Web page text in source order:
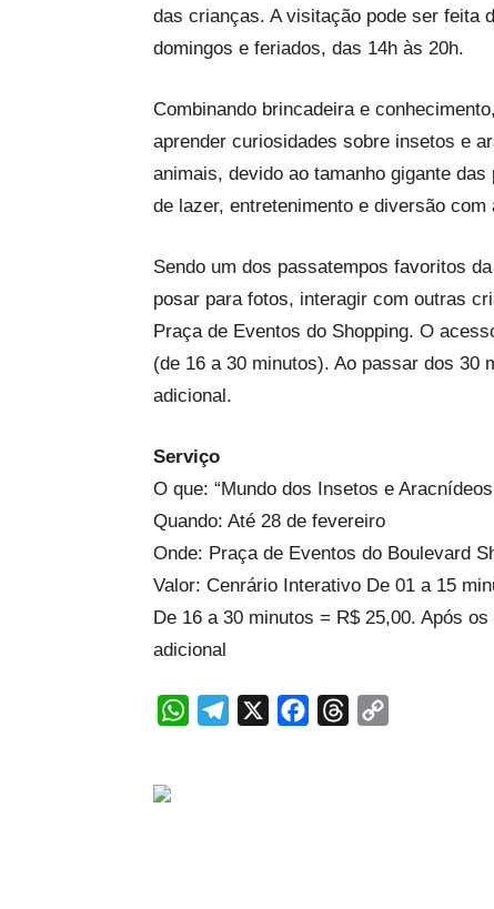
das crianças. A visitação pode ser feita
domingos e feriados, das 14h às 20h.
Combinando brincadeira e
aprender curiosidades sobre insetos e
animais, devido ao tamanho gigante
de lazer, entretenimento e diversão
Sendo um dos passatempos favoritos
posar para fotos, interagir com outras
Praça de Eventos do Shopping. O
(de 16 a 30 minutos). Ao passar dos 30
adicional.
Serviço
O que: “Mundo dos Insetos e
Quando: Até 28 de fevereiro
Onde: Praça de Eventos do Boulevard
Valor: Cenrário Interativo De 01 a 15
De 16 a 30 minutos = R$ 25,00. Após
adicional
WhatsAppTelegram FacebookThreads